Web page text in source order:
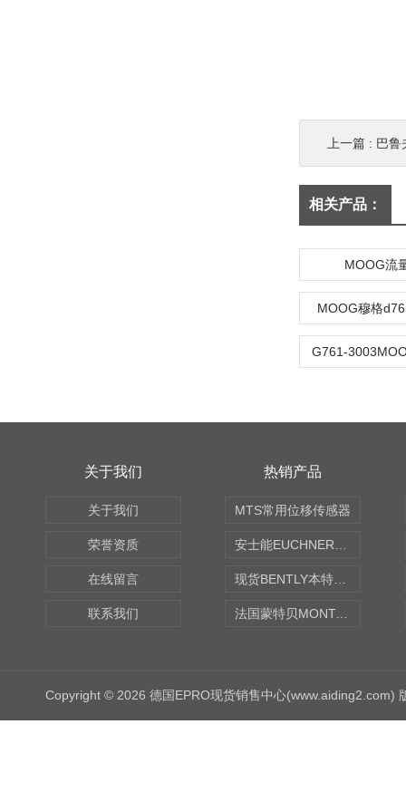
上一篇 : 巴鲁
相关产品：
MOOG流
MOOG穆格
G761-
关于我们
关于我们
荣誉资质
在线留言
联系我们
热销产品
MTS常用位移传感器
法国蒙特贝MONTABERT打壳机凿岩机Z92
Copyright © 2026 德国EPRO现货销售中心(www.aiding2.com)